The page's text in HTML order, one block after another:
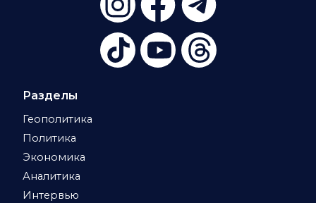
Разделы
Геополитика
Политика
Экономика
Аналитика
Интервью